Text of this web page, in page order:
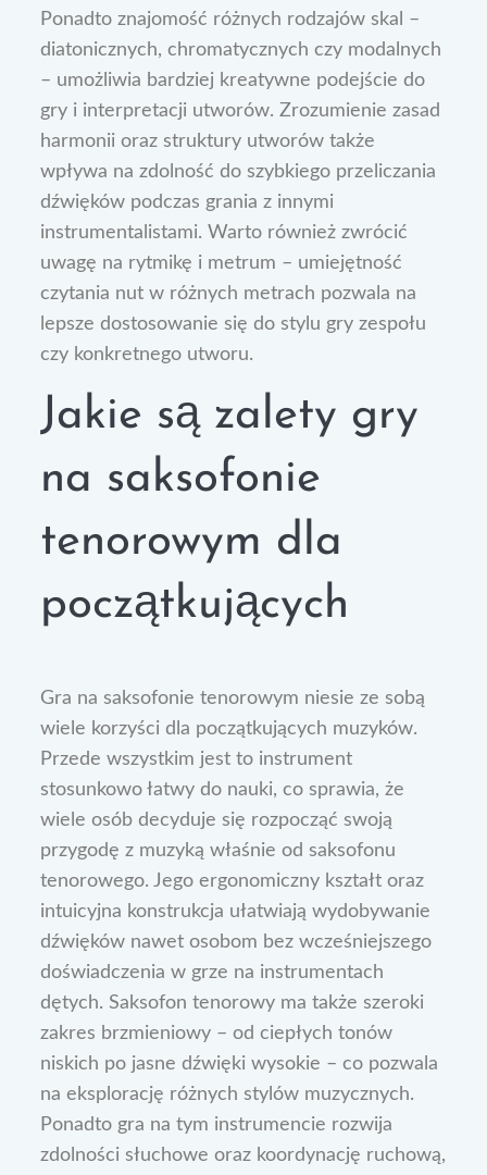
Ponadto znajomość różnych rodzajów skal –
diatonicznych, chromatycznych czy modalnych
– umożliwia bardziej kreatywne podejście do
gry i interpretacji utworów. Zrozumienie zasad
harmonii oraz struktury utworów także
wpływa na zdolność do szybkiego przeliczania
dźwięków podczas grania z innymi
instrumentalistami. Warto również zwrócić
uwagę na rytmikę i metrum – umiejętność
czytania nut w różnych metrach pozwala na
lepsze dostosowanie się do stylu gry zespołu
czy konkretnego utworu.
Jakie są zalety gry
na saksofonie
tenorowym dla
początkujących
Gra na saksofonie tenorowym niesie ze sobą
wiele korzyści dla początkujących muzyków.
Przede wszystkim jest to instrument
stosunkowo łatwy do nauki, co sprawia, że
wiele osób decyduje się rozpocząć swoją
przygodę z muzyką właśnie od saksofonu
tenorowego. Jego ergonomiczny kształt oraz
intuicyjna konstrukcja ułatwiają wydobywanie
dźwięków nawet osobom bez wcześniejszego
doświadczenia w grze na instrumentach
dętych. Saksofon tenorowy ma także szeroki
zakres brzmieniowy – od ciepłych tonów
niskich po jasne dźwięki wysokie – co pozwala
na eksplorację różnych stylów muzycznych.
Ponadto gra na tym instrumencie rozwija
zdolności słuchowe oraz koordynację ruchową,